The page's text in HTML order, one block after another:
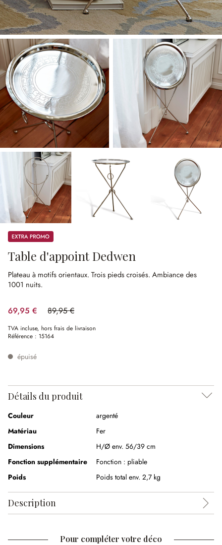
Promos
Table d'appoint Dedwen
Plateau à motifs orientaux. Trois pieds croisés. Ambiance des
1001 nuits.
69,95 € 89,95 €
(22.23%spared)
TVA incluse, hors frais de livraison
Référence : 15164
épuisé
Détails du produit
Couleur
argenté
Matériau
Fer
Dimensions
H/Ø env. 56/39 cm
Fonction supplémentaire
Fonction : pliable
Poids
Poids total env. 2,7 kg
Description
Pour compléter votre déco